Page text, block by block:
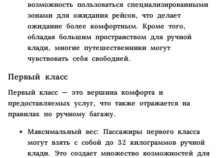
возможность пользоваться специализированными
зонами для ожидания рейсов, что делает
ожидание более комфортным. Кроме того,
обладая большим пространством для ручной
клади, многие путешественники могут
чувствовать себя свободней.
Первый класс
Первый класс — это вершина комфорта и
предоставляемых услуг, что также отражается на
правилах по ручному багажу.
Максимальный вес: Пассажиры первого класса
могут взять с собой до 32 килограммов ручной
клади. Это создает множество возможностей для